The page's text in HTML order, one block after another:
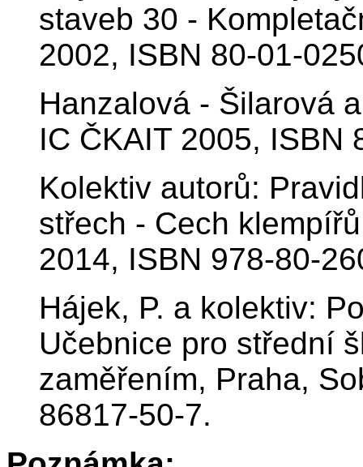
staveb 30 -
2002, ISBN 80-01-
Hanzalová - Šilarová
IC ČKAIT 2005, ISBN
Kolektiv autorů:
střech - Cech
2014, ISBN 978-80-
Hájek, P. a kolektiv:
Učebnice pro střední
zaměřením, Praha,
86817-50-7.